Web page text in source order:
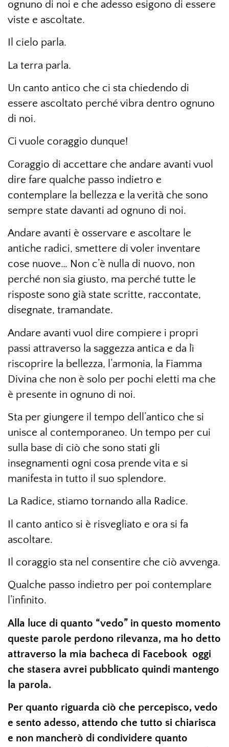
ognuno di noi e che adesso esigono di essere
viste e ascoltate.
Il cielo parla.
La terra parla.
Un canto antico che ci sta chiedendo di
essere ascoltato perché vibra dentro ognuno
di noi.
Ci vuole coraggio dunque!
Coraggio di accettare che andare avanti vuol
dire fare qualche passo indietro e
contemplare la bellezza e la verità che sono
sempre state davanti ad ognuno di noi.
Andare avanti è osservare e ascoltare le
antiche radici, smettere di voler inventare
cose nuove… Non c’è nulla di nuovo, non
perché non sia giusto, ma perché tutte le
risposte sono già state scritte, raccontate,
disegnate, tramandate.
Andare avanti vuol dire compiere i propri
passi attraverso la saggezza antica e da lì
riscoprire la bellezza, l’armonia, la Fiamma
Divina che non è solo per pochi eletti ma che
è presente in ognuno di noi.
Sta per giungere il tempo dell’antico che si
unisce al contemporaneo. Un tempo per cui
sulla base di ciò che sono stati gli
insegnamenti ogni cosa prende vita e si
manifesta in tutto il suo splendore.
La Radice, stiamo tornando alla Radice.
Il canto antico si è risvegliato e ora si fa
ascoltare.
Il coraggio sta nel consentire che ciò avvenga.
Qualche passo indietro per poi contemplare
l’infinito.
Alla luce di quanto “vedo” in questo momento
queste parole perdono rilevanza, ma ho detto
attraverso la mia bacheca di Facebook oggi
che stasera avrei pubblicato quindi mantengo
la parola.
Per quanto riguarda ciò che percepisco, vedo
e sento adesso, attendo che tutto si chiarisca
e non mancherò di condividere quanto